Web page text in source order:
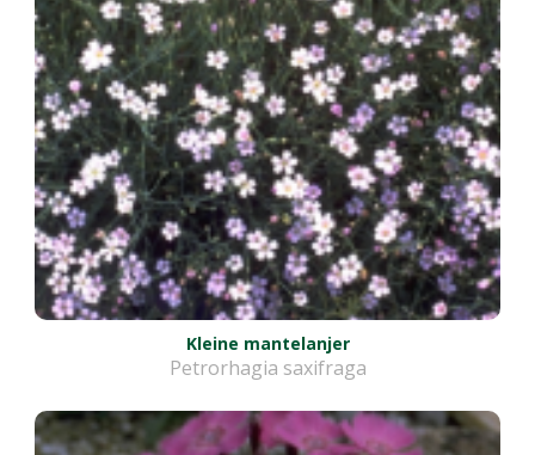
Kleine mantelanjer
Petrorhagia saxifraga